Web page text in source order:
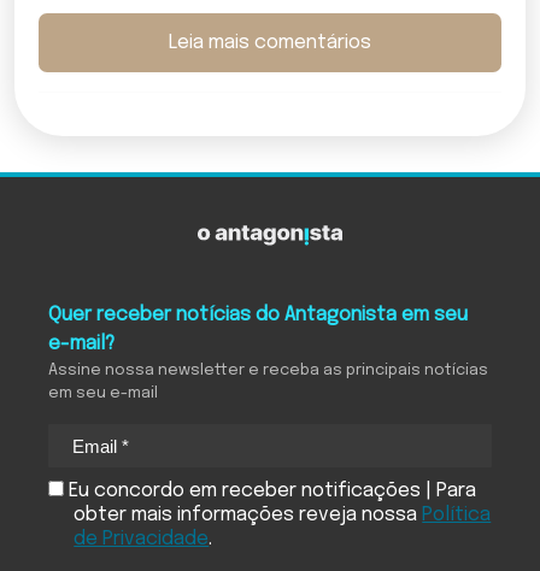
Leia mais comentários
Quer receber notícias do Antagonista em seu
e-mail?
Assine nossa newsletter e receba as principais notícias
em seu e-mail
Eu concordo em receber notificações | Para
obter mais informações reveja nossa Política
de Privacidade.